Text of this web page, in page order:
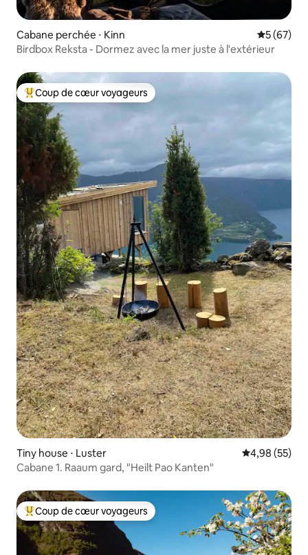
Cabane perchée ⋅ Kinn
5 (67)
Birdbox Reksta - Dormez avec la mer juste à l'extérieur
Coups de cœur voyageurs les plus appréciés
Coup de cœur voyageurs
Tiny house ⋅ Luster Évaluation
4,98 (55)
Cabane 1. Raaum gard, "Heilt Pao Kanten"
Coups de cœur voyageurs les plus appréciés
Coup de cœur voyageurs